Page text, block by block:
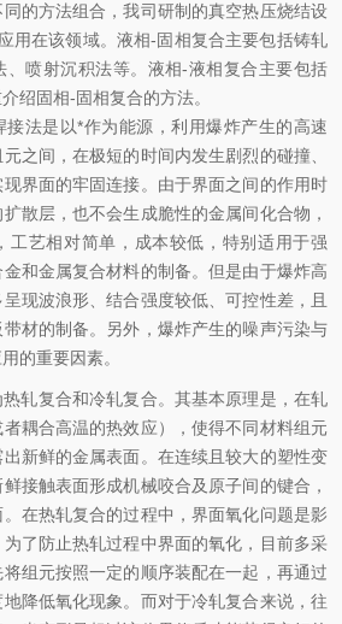
的方法组合，我司研制的真空热压烧结设
用在该领域。液相-固相复合主要包括铸轧
、喷射沉积法等。液相-液相复合主要包括
绍固相-固相复合的方法。
接法是以*作为能源，利用爆炸产生的高速
之间，在极短的时间内发生剧烈的碰撞、
界面的牢固连接。由于界面之间的作用时
散层，也不会生成脆性的金属间化合物，
工艺相对简单，成本较低，特别适用于强
和金属复合材料的制备。但是由于爆炸高
现波浪形、结合强度较低、可控性差，且
材的制备。另外，爆炸产生的噪声污染与
的重要因素。
轧复合和冷轧复合。其基本原理是，在轧
耦合高温的热效应），使得不同材料组元
新鲜的金属表面。在连续且较大的塑性变
接触表面形成机械咬合及原子间的键合，
在热轧复合的过程中，界面氧化问题是影
了防止热轧过程中界面的氧化，目前多采
组元按照一定的顺序装配在一起，再通过
降低氧化现象。而对于冷轧复合来说，往